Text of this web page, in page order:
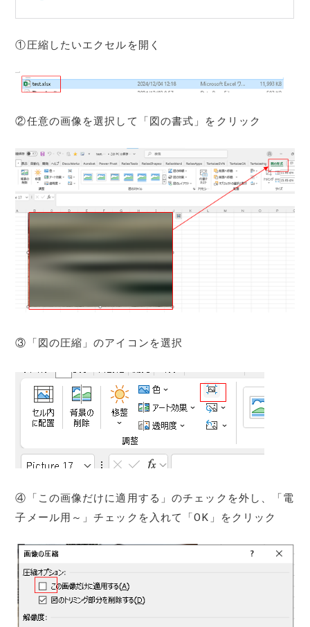
①圧縮したいエクセルを開く
②任意の画像を選択して「図の書式」をクリック
③「図の圧縮」のアイコンを選択
④「この画像だけに適用する」のチェックを外し、「電
子メール用～」チェックを入れて「OK」をクリック